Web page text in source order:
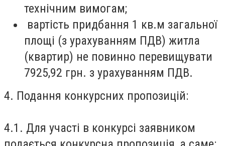
технічним вимогам;
вартість придбання 1 кв.м загальної
площі (з урахуванням ПДВ) житла
(квартир) не повинно перевищувати
7925,92 грн. з урахуванням ПДВ.
4. Подання конкурсних пропозицій:
4.1. Для участі в конкурсі заявником